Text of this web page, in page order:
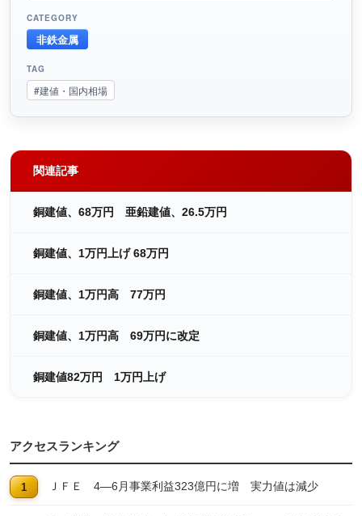
CATEGORY
非鉄金属
TAG
#建値・国内相場
関連記事
銅建値、68万円 亜鉛建値、26.5万円
銅建値、1万円上げ 68万円
銅建値、1万円高 77万円
銅建値、1万円高 69万円に改定
銅建値82万円 1万円上げ
アクセスランキング
ＪＦＥ 4―6月事業利益323億円に増 実力値は減少